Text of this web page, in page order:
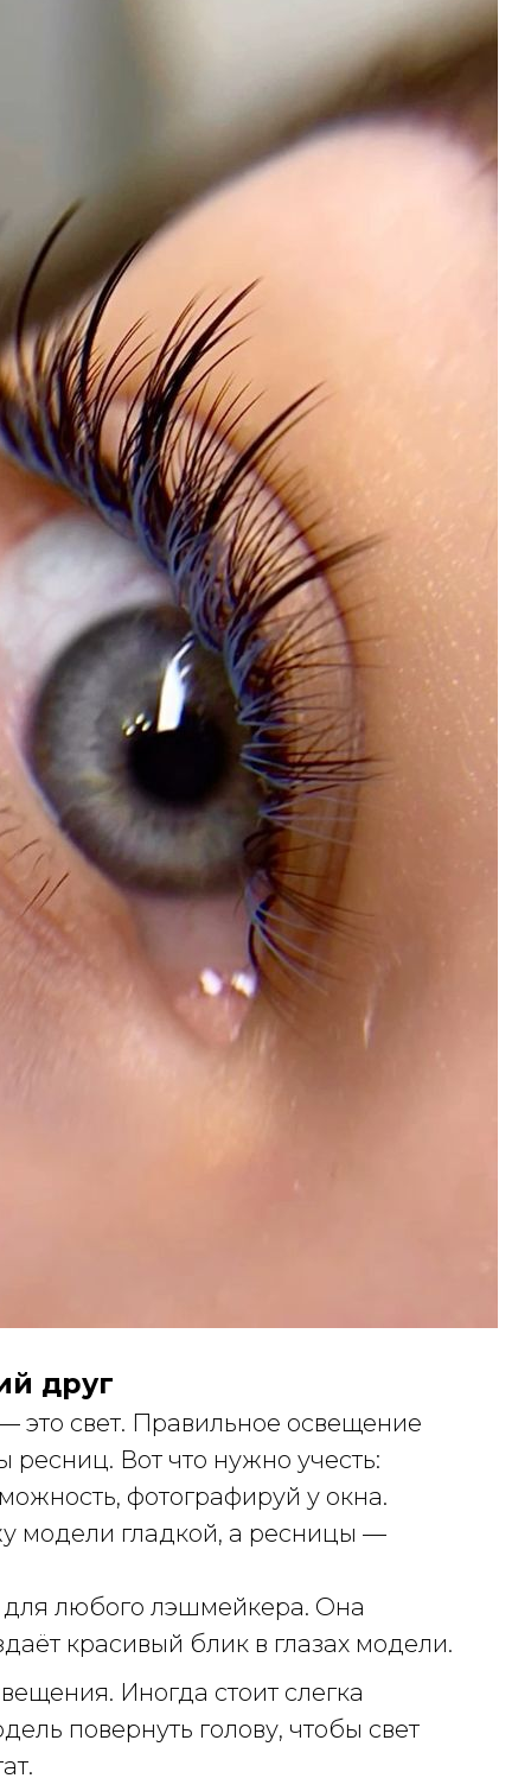
друг
свет. Правильное освещение
ресниц. Вот что нужно учесть:
фотографируй у окна.
модели гладкой, а ресницы —
любого лэшмейкера. Она
красивый блик в глазах модели.
Иногда стоит слегка
повернуть голову, чтобы свет